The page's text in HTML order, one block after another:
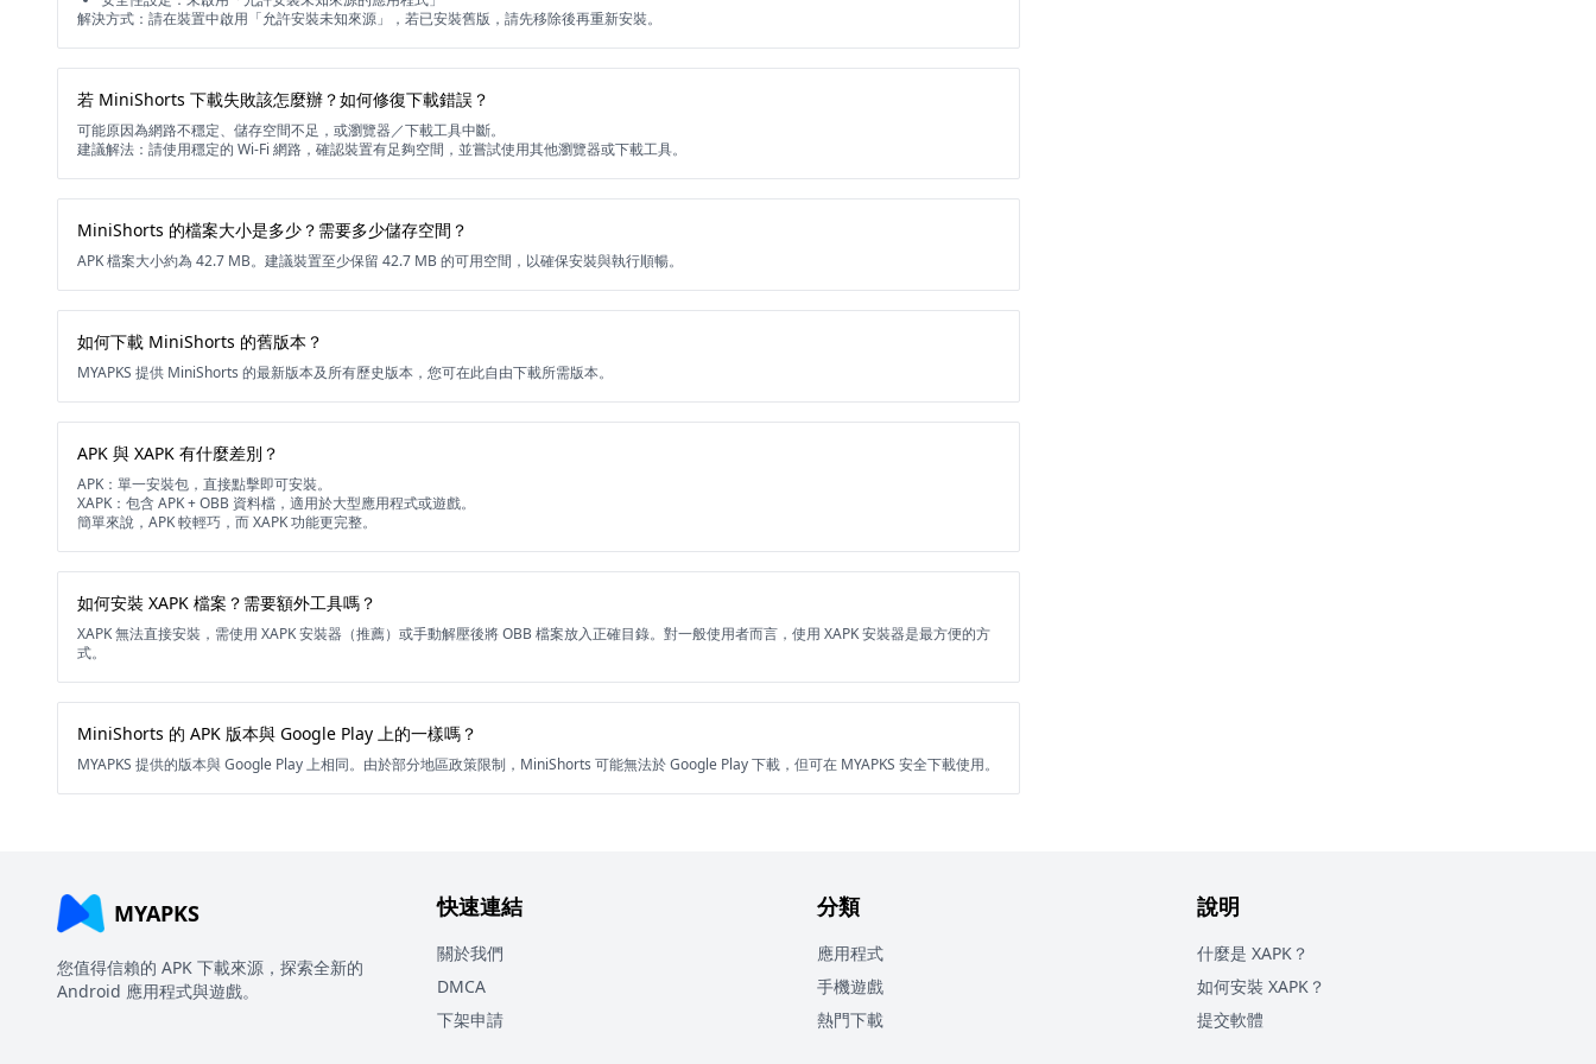
解決方式：請在裝置中啟用「允許安裝未知來源」，若已安裝舊版，請先移除後再重新安裝。
若 MiniShorts 下載失敗該怎麼辦？如何修復下載錯誤？
可能原因為網路不穩定、儲存空間不足，或瀏覽器／下載工具中斷。
建議解法：請使用穩定的 Wi-Fi 網路，確認裝置有足夠空間，並嘗試使用其他瀏覽器或下載工具。
MiniShorts 的檔案大小是多少？需要多少儲存空間？
APK 檔案大小約為 42.7 MB。建議裝置至少保留 42.7 MB 的可用空間，以確保安裝與執行順暢。
如何下載 MiniShorts 的舊版本？
MYAPKS 提供 MiniShorts 的最新版本及所有歷史版本，您可在此自由下載所需版本。
APK 與 XAPK 有什麼差別？
APK：單一安裝包，直接點擊即可安裝。
XAPK：包含 APK + OBB 資料檔，適用於大型應用程式或遊戲。
簡單來說，APK 較輕巧，而 XAPK 功能更完整。
如何安裝 XAPK 檔案？需要額外工具嗎？
XAPK 無法直接安裝，需使用 XAPK 安裝器（推薦）或手動解壓後將 OBB 檔案放入正確目錄。對一般使用者而言，使用 XAPK 安裝器是最方便的方
式。
MiniShorts 的 APK 版本與 Google Play 上的一樣嗎？
MYAPKS 提供的版本與 Google Play 上相同。由於部分地區政策限制，MiniShorts 可能無法於 Google Play 下載，但可在 MYAPKS 安全下載使用。
MYAPKS
您值得信賴的 APK 下載來源，探索全新的
Android 應用程式與遊戲。
快速連結
關於我們
DMCA
下架申請
分類
應用程式
手機遊戲
熱門下載
說明
什麼是 XAPK？
如何安裝 XAPK？
提交軟體